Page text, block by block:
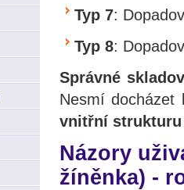
Typ 7:
Typ 8:
Správné
Nesmí
vnitřní strukturu
Názory
žíněnka) -